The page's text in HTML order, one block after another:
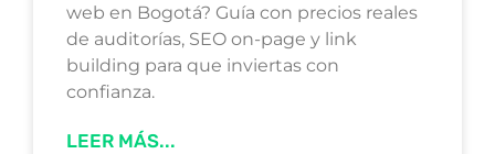
web en Bogotá? Guía con precios reales
de auditorías, SEO on-page y link
building para que inviertas con
confianza.
LEER MÁS...